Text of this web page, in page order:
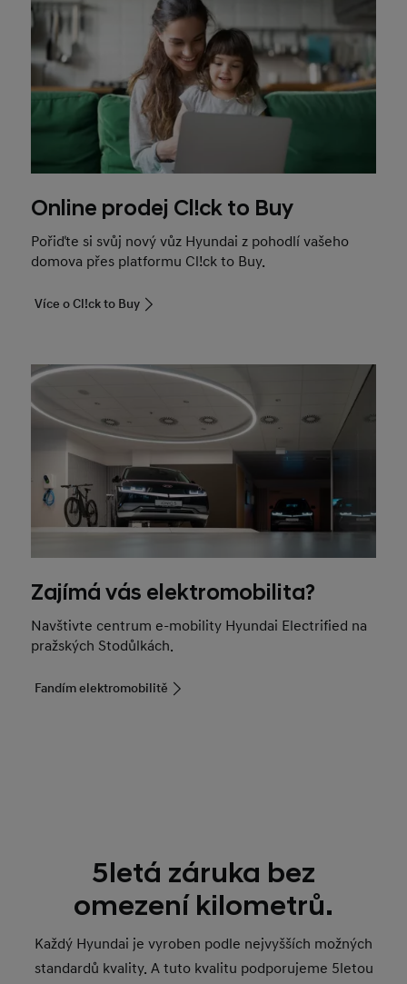
Online prodej Cl!ck to Buy
Pořiďte si svůj nový vůz Hyundai z pohodlí vašeho
domova přes platformu Cl!ck to Buy.
Více o Cl!ck to Buy
Zajímá vás elektromobilita?
Navštivte centrum e-mobility Hyundai Electrified na
pražských Stodůlkách.
Fandím elektromobilitě
5letá záruka bez
omezení kilometrů.
Každý Hyundai je vyroben podle nejvyšších možných
standardů kvality. A tuto kvalitu podporujeme 5letou